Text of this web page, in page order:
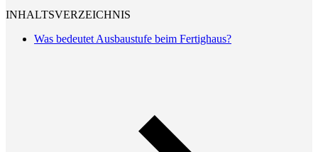
INHALTSVERZEICHNIS
Was bedeutet Ausbaustufe beim Fertighaus?